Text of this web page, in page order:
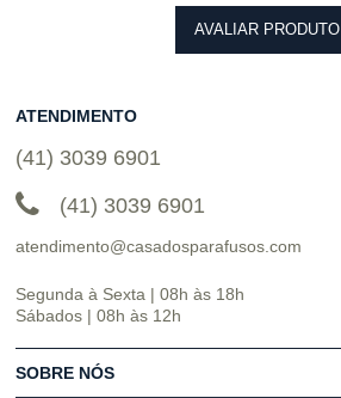
AVALIAR PRODUTO
ATENDIMENTO
(41) 3039 6901
(41) 3039 6901
atendimento@casadosparafusos.com
Segunda à Sexta | 08h às 18h
Sábados | 08h às 12h
SOBRE NÓS